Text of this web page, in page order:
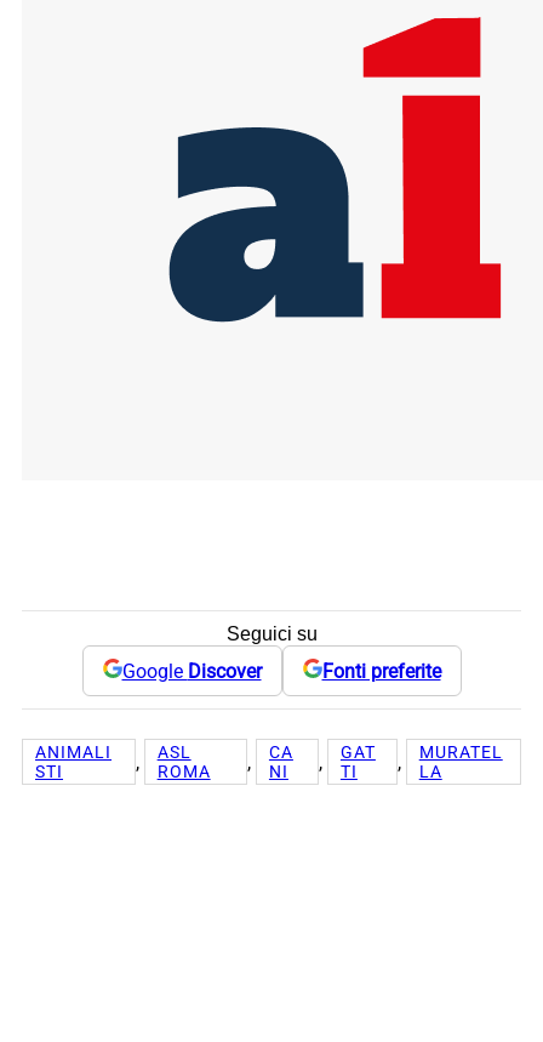
Seguici su
Google Discover Fonti preferite
ANIMALI
STI
,
ASL
ROMA
,
CA
NI
,
GAT
TI
,
MURATEL
LA